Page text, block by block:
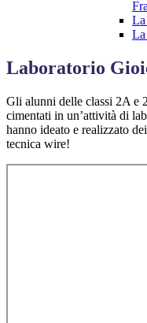
La
La
Laboratorio
Gli alunni delle classi 2A e
cimentati in un’attività di
hanno ideato e realizzato
tecnica wire!